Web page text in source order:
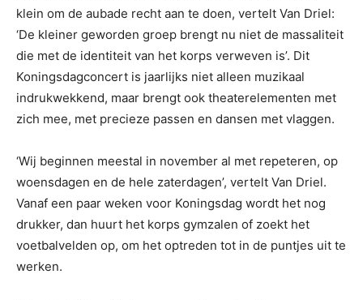
klein om de aubade recht aan te doen, vertelt Van Driel:
‘De kleiner geworden groep brengt nu niet de massaliteit
die met de identiteit van het korps verweven is’. Dit
Koningsdagconcert is jaarlijks niet alleen muzikaal
indrukwekkend, maar brengt ook theaterelementen met
zich mee, met precieze passen en dansen met vlaggen.
‘Wij beginnen meestal in november al met repeteren, op
woensdagen en de hele zaterdagen’, vertelt Van Driel.
Vanaf een paar weken voor Koningsdag wordt het nog
drukker, dan huurt het korps gymzalen of zoekt het
voetbalvelden op, om het optreden tot in de puntjes uit te
werken.